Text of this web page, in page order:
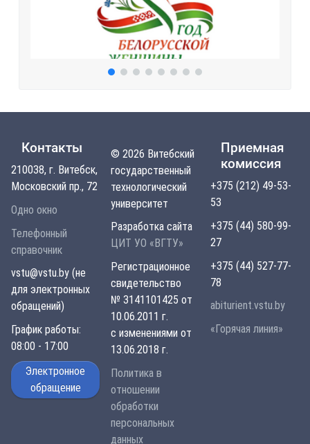
Контакты
210038, г. Витебск,
Московский пр., 72
Одно окно
Телефонный
справочник
vstu@vstu.by (не
для электронных
обращений)
График работы:
08:00 - 17:00
Электронное
обращение
© 2026 Витебский
государственный
технологический
университет
Разработка сайта
ЦИТ УО «ВГТУ»
Регистрационное
свидетельство
№ 3141101425 от
10.06.2011 г.
с изменениями от
13.06.2018 г.
Политика в
отношении
обработки
персональных
данных
Приемная
комиссия
+375 (212) 49-53-
53
+375 (44) 580-99-
27
+375 (44) 527-77-
78
abiturient.vstu.by
«Горячая линия»